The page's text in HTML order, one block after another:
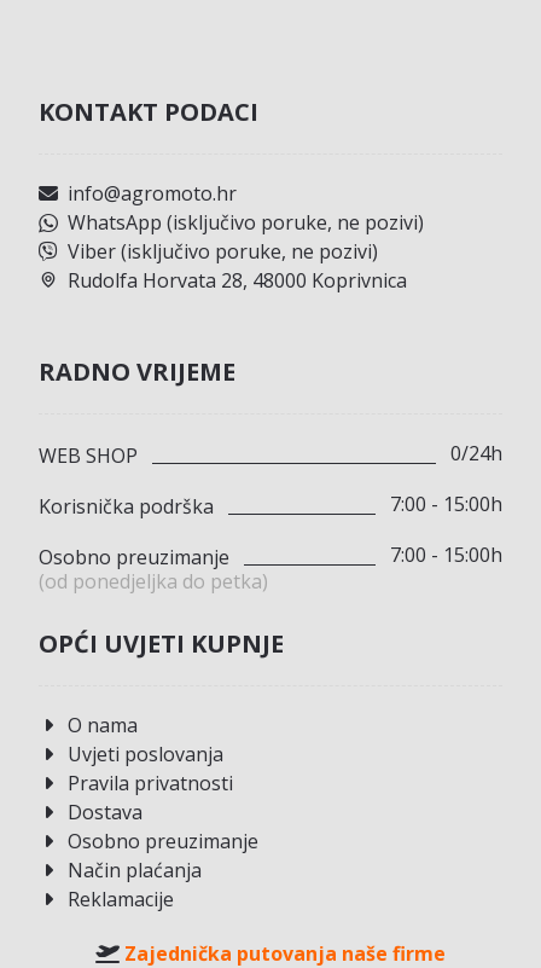
KONTAKT PODACI
info@agromoto.hr
WhatsApp (isključivo poruke, ne pozivi)
Viber (isključivo poruke, ne pozivi)
Rudolfa Horvata 28, 48000 Koprivnica
RADNO VRIJEME
WEB SHOP
0/24h
Korisnička podrška
7:00 - 15:00h
Osobno preuzimanje
(od ponedjeljka do petka)
7:00 - 15:00h
OPĆI UVJETI KUPNJE
O nama
Uvjeti poslovanja
Pravila privatnosti
Dostava
Osobno preuzimanje
Način plaćanja
Reklamacije
Zajednička putovanja naše firme